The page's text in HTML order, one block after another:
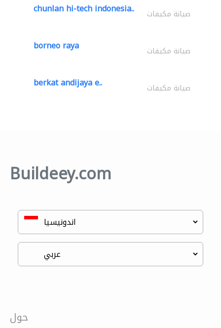
chunlan hi-tech indonesia.. صيانة مكيفات
borneo raya صيانة مكيفات
berkat andijaya e.. صيانة مكيفات
Buildeey.com
حول